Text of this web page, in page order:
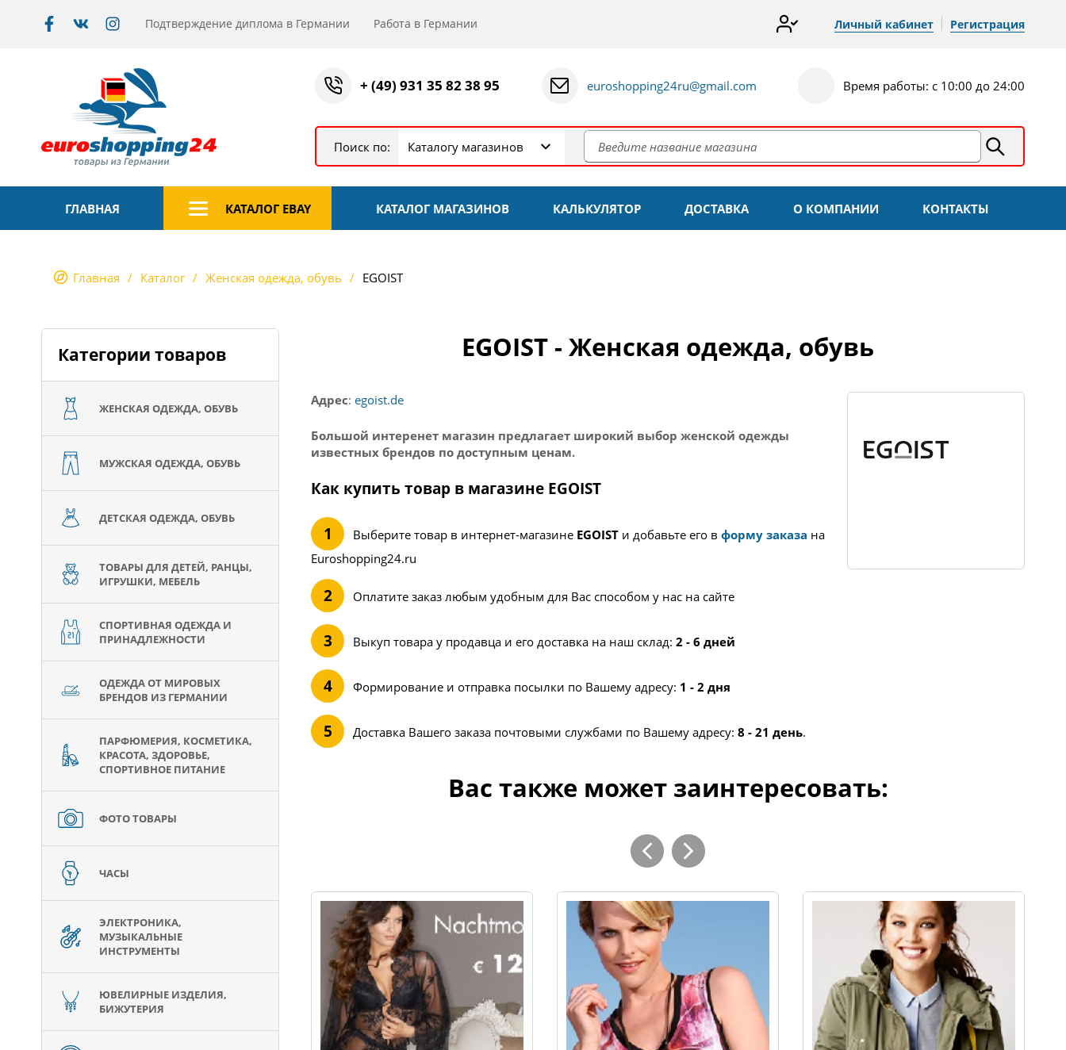
Подтверждение диплома в Германии Работа в Германии Личный кабинет Регистрация
+ (49) 931 35 82 38 95 euroshopping24ru@gmail.com Время работы: с 10:00 до 24:00
Поиск по: Каталогу магазинов
ГЛАВНАЯ КАТАЛОГ EBAY КАТАЛОГ МАГАЗИНОВ КАЛЬКУЛЯТОР ДОСТАВКА О КОМПАНИИ КОНТАКТЫ
Главная Каталог Женская одежда, обувь EGOIST
Категории товаров
ЖЕНСКАЯ ОДЕЖДА, ОБУВЬ
МУЖСКАЯ ОДЕЖДА, ОБУВЬ
ДЕТСКАЯ ОДЕЖДА, ОБУВЬ
ТОВАРЫ ДЛЯ ДЕТЕЙ, РАНЦЫ,
ИГРУШКИ, МЕБЕЛЬ
СПОРТИВНАЯ ОДЕЖДА И
ПРИНАДЛЕЖНОСТИ
ОДЕЖДА ОТ МИРОВЫХ
БРЕНДОВ ИЗ ГЕРМАНИИ
ПАРФЮМЕРИЯ, КОСМЕТИКА,
КРАСОТА, ЗДОРОВЬЕ,
СПОРТИВНОЕ ПИТАНИЕ
ФОТО ТОВАРЫ
ЧАСЫ
ЭЛЕКТРОНИКА,
МУЗЫКАЛЬНЫЕ
ИНСТРУМЕНТЫ
ЮВЕЛИРНЫЕ ИЗДЕЛИЯ,
БИЖУТЕРИЯ
EGOIST - Женская одежда, обувь
Адрес: egoist.de
Большой интеренет магазин предлагает широкий выбор женской одежды
известных брендов по доступным ценам.
Как купить товар в магазине EGOIST
Выберите товар в интернет-магазине EGOIST и добавьте его в форму заказа на
Euroshopping24.ru
Оплатите заказ любым удобным для Вас способом у нас на сайте
Выкуп товара у продавца и его доставка на наш склад: 2 - 6 дней
Формирование и отправка посылки по Вашему адресу: 1 - 2 дня
Доставка Вашего заказа почтовыми службами по Вашему адресу: 8 - 21 день.
Вас также может заинтересовать: